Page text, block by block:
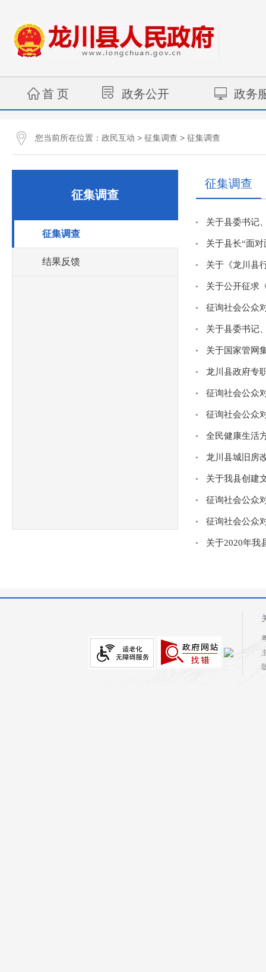
首 页 政务公开 政务
您当前所在位置： 政民互动 > 征集调查 > 征集调查
征集调查
征集调查
结果反馈
征集调查
龙川县政府专
全民健康生活
龙川县城旧房
关于我县创建
征询社会公众
关于2020年我